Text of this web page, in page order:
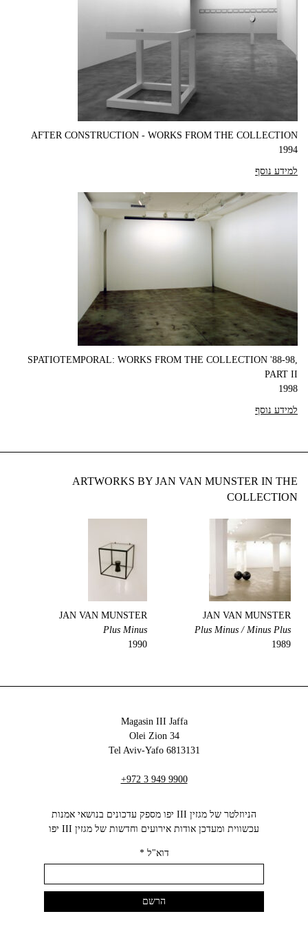
AFTER CONSTRUCTION - WORKS FROM THE COLLECTION
1994
למידע נוסף
SPATIOTEMPORAL: WORKS FROM THE COLLECTION '88-98,
PART II
1998
למידע נוסף
ARTWORKS BY JAN VAN MUNSTER IN THE
COLLECTION
JAN VAN MUNSTER
Plus Minus / Minus Plus
1989
JAN VAN MUNSTER
Plus Minus
1990
Magasin III Jaffa
34 Olei Zion
6813131 Tel Aviv-Yafo
+972 3 949 9900
הניוזלטר של מגזין III יפו מספק עדכונים בנושאי אמנות
עכשווית ומעדכן אודות אירועים וחדשות של מגזין III יפו‬
דוא"ל*